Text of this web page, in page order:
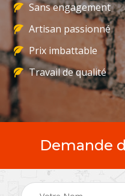
Sans engagement
Artisan passionné
Prix imbattable
Travail de qualité
Demande